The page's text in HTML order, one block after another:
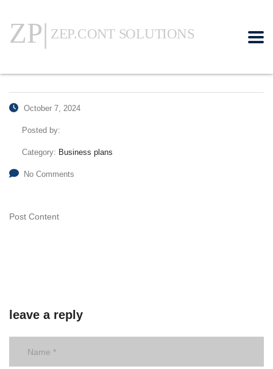
October 7, 2024
Posted by:
Category: Business plans
No Comments
Post Content
leave a reply